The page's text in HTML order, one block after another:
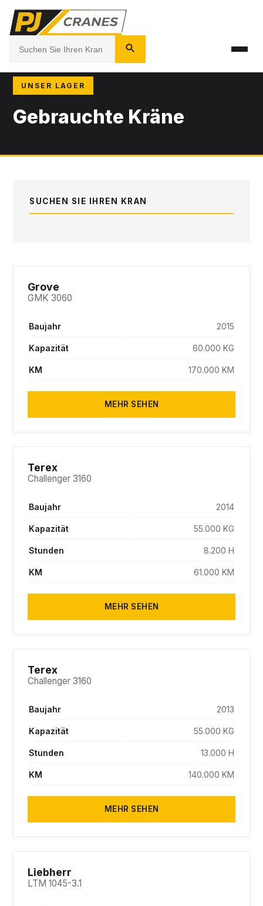
UNSER LAGER
Gebrauchte Kräne
SUCHEN SIE IHREN KRAN
Grove
GMK 3060
Baujahr 2015
Kapazität 60.000 KG
KM 170.000 KM
MEHR SEHEN
Terex
Challenger 3160
Baujahr 2014
Kapazität 55.000 KG
Stunden 8.200 H
KM 61.000 KM
MEHR SEHEN
Terex
Challenger 3160
Baujahr 2013
Kapazität 55.000 KG
Stunden 13.000 H
KM 140.000 KM
MEHR SEHEN
Liebherr
LTM 1045-3.1